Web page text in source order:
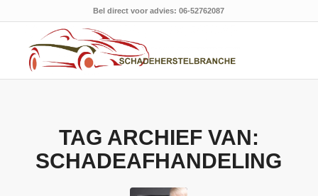
Bel direct voor advies: 06-52762087
TAG ARCHIEF VAN:
SCHADEAFHANDELING